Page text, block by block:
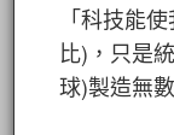
「科技能
比)，只是
球)製造無